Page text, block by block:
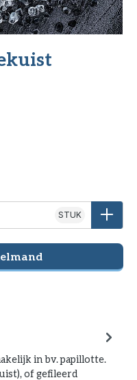
STUK
in bv. papillotte.
of gefileerd